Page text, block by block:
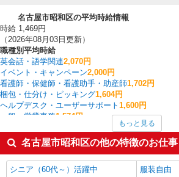
名古屋市昭和区の平均時給情報
時給 1,469円
（2026年08月03日更新）
職種別平均時給
英会話・語学関連2,070円
イベント・キャンペーン2,000円
看護師・保健師・看護助手・助産師1,702円
梱包・仕分け・ピッキング1,604円
ヘルプデスク・ユーザーサポート 1,600円
一般・営業事務1,574円
経理・人事・労務・総務・法務1,550円
金融・貿易事務1,550円
受付・秘書1,540円
名古屋市昭和区の他の職種の平均時給を見る
もっと見る
名古屋市昭和区の他の特徴のお仕事
シニア（60代～）活躍中
服装自由